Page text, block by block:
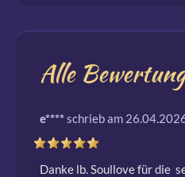
Alle
e****schrieb am
Danke lb. Soullove für die